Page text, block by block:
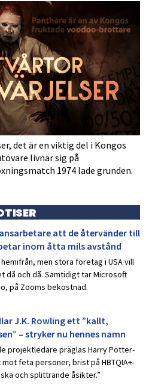
det är en viktig del i Kongos
livnär sig på
1974 lade grunden.
att de återvänder till
inom åtta mils avstånd
men stora företag i USA vill
då och då. Samtidigt tar Microsoft
på Zooms bekostnad.
J.K. Rowling ett ”kallt,
– stryker nu hennes namn
projektledare präglas Harry Potter-
feta personer, brist på HBTQIA+-
och splittrande åsikter.”